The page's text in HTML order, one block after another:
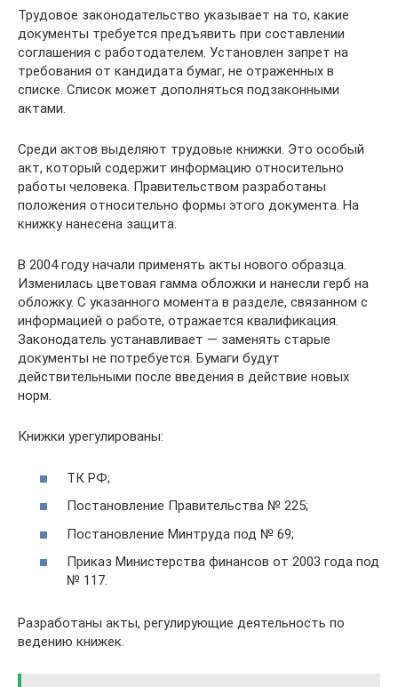
Трудовое законодательство указывает на то, какие
документы требуется предъявить при составлении
соглашения с работодателем. Установлен запрет на
требования от кандидата бумаг, не отраженных в
списке. Список может дополняться подзаконными
актами.
Среди актов выделяют трудовые книжки. Это особый
акт, который содержит информацию относительно
работы человека. Правительством разработаны
положения относительно формы этого документа. На
книжку нанесена защита.
В 2004 году начали применять акты нового образца.
Изменилась цветовая гамма обложки и нанесли герб на
обложку. С указанного момента в разделе, связанном с
информацией о работе, отражается квалификация.
Законодатель устанавливает — заменять старые
документы не потребуется. Бумаги будут
действительными после введения в действие новых
норм.
Книжки урегулированы:
ТК РФ;
Постановление Правительства № 225;
Постановление Минтруда под № 69;
Приказ Министерства финансов от 2003 года под
№ 117.
Разработаны акты, регулирующие деятельность по
ведению книжек.